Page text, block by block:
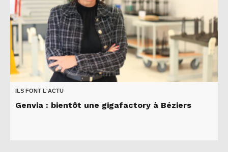
ILS FONT L'ACTU
Genvia : bientôt une gigafactory à Béziers